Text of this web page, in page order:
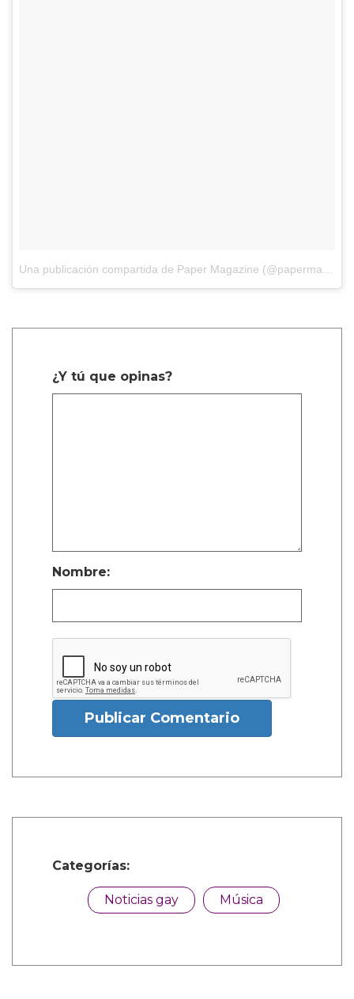
¿Y tú que opinas?
Nombre:
Publicar Comentario
Categorías:
Noticias gay Música